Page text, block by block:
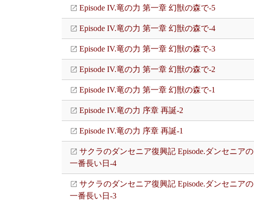
Episode IV.竜の力 第一章 幻獣の森で-5
Episode IV.竜の力 第一章 幻獣の森で-4
Episode IV.竜の力 第一章 幻獣の森で-3
Episode IV.竜の力 第一章 幻獣の森で-2
Episode IV.竜の力 第一章 幻獣の森で-1
Episode IV.竜の力 序章 再誕-2
Episode IV.竜の力 序章 再誕-1
サクラのダンセニア復興記 Episode.ダンセニアの
一番長い日-4
サクラのダンセニア復興記 Episode.ダンセニアの
一番長い日-3